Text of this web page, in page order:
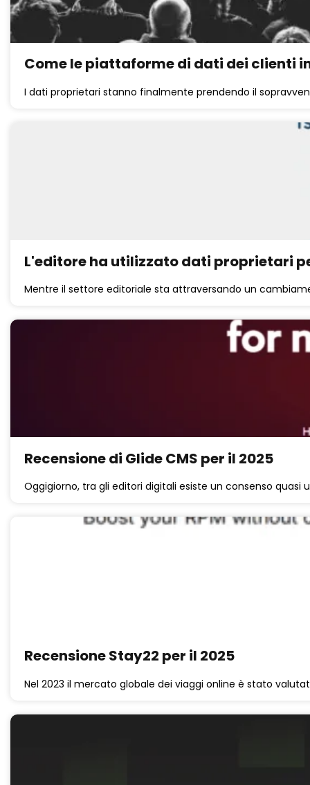
Come le piattaforme di dati dei clienti
I dati proprietari stanno finalmente prendendo il
L'editore ha utilizzato dati proprietari
Mentre il settore editoriale sta attraversando un
Recensione di Glide CMS per il 2025
Oggigiorno, tra gli editori digitali esiste un consenso
Recensione Stay22 per il 2025
Nel 2023 il mercato globale dei viaggi online è stato